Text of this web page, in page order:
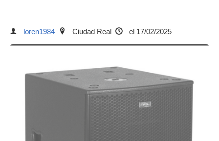
loren1984 Ciudad Real el 17/02/2025